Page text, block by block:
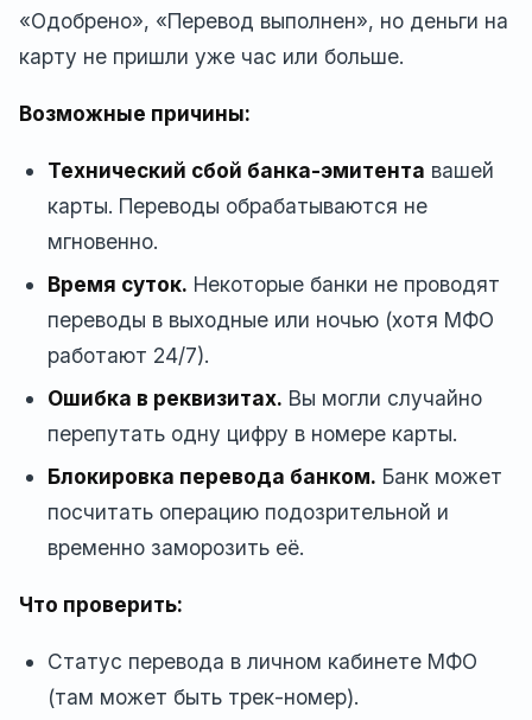
«Одобрено», «Перевод выполнен», но деньги на
карту не пришли уже час или больше.
Возможные причины:
Технический сбой банка-эмитента вашей
карты. Переводы обрабатываются не
мгновенно.
Время суток. Некоторые банки не проводят
переводы в выходные или ночью (хотя МФО
работают 24/7).
Ошибка в реквизитах. Вы могли случайно
перепутать одну цифру в номере карты.
Блокировка перевода банком. Банк может
посчитать операцию подозрительной и
временно заморозить её.
Что проверить:
Статус перевода в личном кабинете МФО
(там может быть трек-номер).